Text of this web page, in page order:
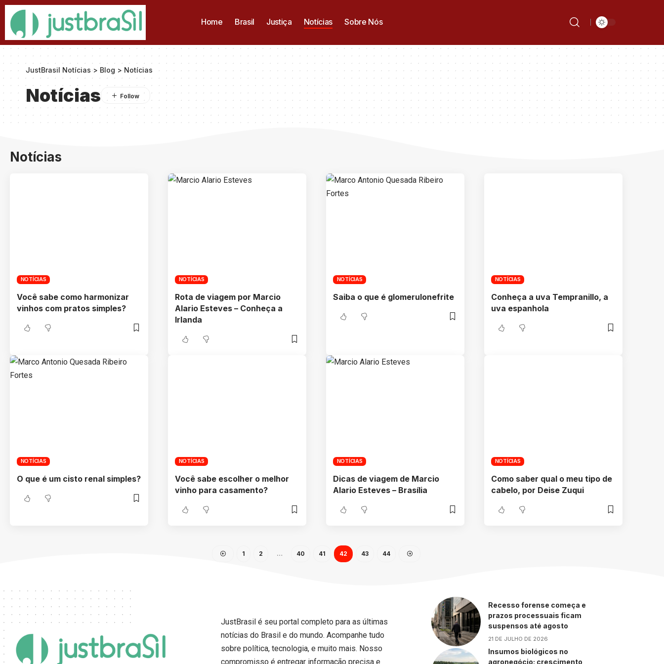
Home Brasil Justiça Notícias Sobre Nós
JustBrasil Notícias>Blog > Notícias
Notícias
Notícias
NOTÍCIAS
Você sabe como harmonizar
vinhos com pratos simples?
NOTÍCIAS
Rota de viagem por Marcio
Alario Esteves – Conheça a
Irlanda
NOTÍCIAS
Saiba o que é glomerulonefrite
NOTÍCIAS
Conheça a uva Tempranillo, a
uva espanhola
NOTÍCIAS
O que é um cisto renal simples?
NOTÍCIAS
Você sabe escolher o melhor
vinho para casamento?
NOTÍCIAS
Dicas de viagem de Marcio
Alario Esteves – Brasília
NOTÍCIAS
Como saber qual o meu tipo de
cabelo, por Deise Zuqui
1 2 … 40 41 42 43 44
JustBrasil é seu portal completo para as últimas
notícias do Brasil e do mundo. Acompanhe tudo
sobre política, tecnologia, e muito mais. Nosso
compromisso é entregar informação precisa e
Recesso forense começa e
prazos processuais ficam
suspensos até agosto
21 DE JULHO DE 2026
Insumos biológicos no
agronegócio: crescimento,